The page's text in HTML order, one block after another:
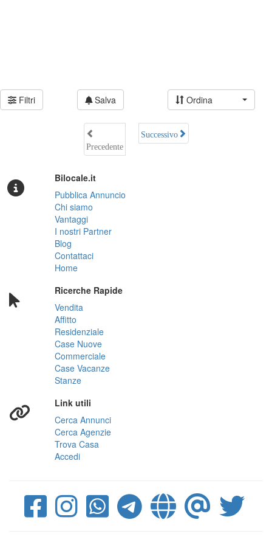
Filtri Salva Ordina
Precedente
Successivo
Bilocale.it
Pubblica Annuncio
Chi siamo
Vantaggi
I nostri Partner
Blog
Contattaci
Home
Ricerche Rapide
Vendita
Affitto
Residenziale
Case Nuove
Commerciale
Case Vacanze
Stanze
Link utili
Cerca Annunci
Cerca Agenzie
Trova Casa
Accedi